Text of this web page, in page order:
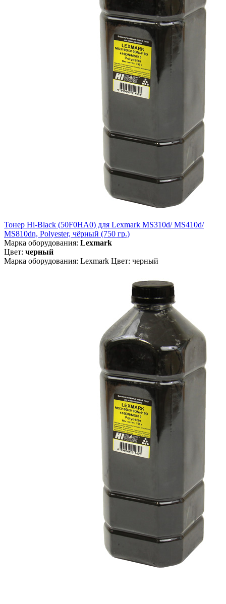
Тонер Hi-Black (50F0HA0) для Lexmark MS310d/ MS410d/
MS810dn, Polyester, чёрный (750 гр.)
Марка оборудования: Lexmark
Цвет: черный
Марка оборудования: Lexmark Цвет: черный